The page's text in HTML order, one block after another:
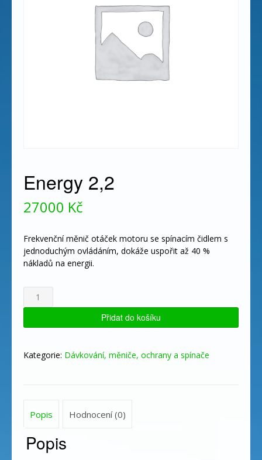
Energy 2,2
27000 Kč
Frekvenční měnič otáček motoru se spínacím čidlem s
jednoduchým ovládáním, dokáže uspořit až 40 %
nákladů na energii.
Energy
2,2
Přidat do košíku
Kategorie: Dávkování, měniče, ochrany a spínače
Popis Hodnocení (0)
Popis